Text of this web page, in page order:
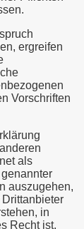
ergreifen
Vorschriften
als
auszugehen,
in
Recht ist,